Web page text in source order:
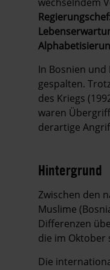
In Bosnien
gespalten.
des Kriegs
waren
derartige
Hintergrund
Zwischen den
Muslime
Differenzen
die im Oktober
Die